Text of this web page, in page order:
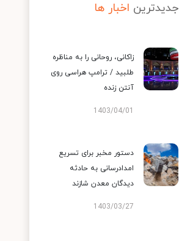
جدیدترین اخبار ها
زاکانی، روحانی را به مناظره
طلبید / ترامپ هراسی روی
آنتن زنده
1403/04/01
دستور مخبر برای تسریع
امدادرسانی به حادثه‌
دیدگان معدن شازند
1403/03/27